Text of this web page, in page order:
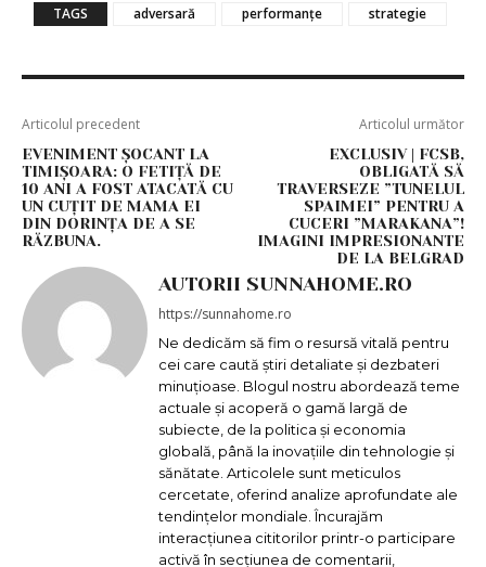
TAGS adversară performanțe strategie
Articolul precedent
EVENIMENT ȘOCANT LA
TIMIȘOARA: O FETIȚĂ DE
10 ANI A FOST ATACATĂ CU
UN CUȚIT DE MAMA EI
DIN DORINȚA DE A SE
RĂZBUNA.
Articolul următor
EXCLUSIV | FCSB,
OBLIGATĂ SĂ
TRAVERSEZE ”TUNELUL
SPAIMEI” PENTRU A
CUCERI ”MARAKANA”!
IMAGINI IMPRESIONANTE
DE LA BELGRAD
AUTORII SUNNAHOME.RO
https://sunnahome.ro
Ne dedicăm să fim o resursă vitală pentru
cei care caută știri detaliate și dezbateri
minuțioase. Blogul nostru abordează teme
actuale și acoperă o gamă largă de
subiecte, de la politica și economia
globală, până la inovațiile din tehnologie și
sănătate. Articolele sunt meticulos
cercetate, oferind analize aprofundate ale
tendințelor mondiale. Încurajăm
interacțiunea cititorilor printr-o participare
activă în secțiunea de comentarii,